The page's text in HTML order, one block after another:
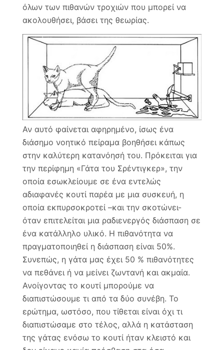
όλων των πιθανών τροχιών που μπορεί να
ακολουθήσει, βάσει της θεωρίας.
Αν αυτό φαίνεται αφηρημένο, ίσως ένα
διάσημο νοητικό πείραμα βοηθήσει κάπως
στην καλύτερη κατανόησή του. Πρόκειται για
την περίφημη «Γάτα του Σρέντιγκερ», την
οποία εσωκλείουμε σε ένα εντελώς
αδιαφανές κουτί παρέα με μια συσκευή, η
οποία εκπυρσοκροτεί –και την σκοτώνει-
όταν επιτελείται μια ραδιενεργός διάσπαση σε
ένα κατάλληλο υλικό. Η πιθανότητα να
πραγματοποιηθεί η διάσπαση είναι 50%.
Συνεπώς, η γάτα μας έχει 50 % πιθανότητες
να πεθάνει ή να μείνει ζωντανή και ακμαία.
Ανοίγοντας το κουτί μπορούμε να
διαπιστώσουμε τι από τα δύο συνέβη. Το
ερώτημα, ωστόσο, που τίθεται είναι όχι τι
διαπιστώσαμε στο τέλος, αλλά η κατάσταση
της γάτας ενόσω το κουτί ήταν κλειστό και